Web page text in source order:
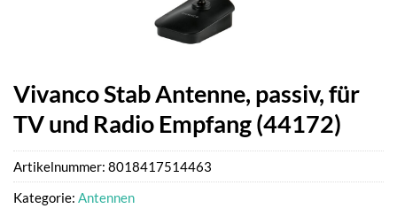
Vivanco Stab Antenne, passiv, für
TV und Radio Empfang (44172)
Artikelnummer: 8018417514463
Kategorie: Antennen